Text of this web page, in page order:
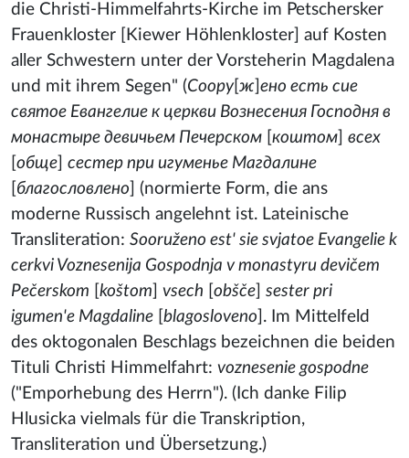
die Christi-Himmelfahrts-Kirche im Petschersker
Frauenkloster [Kiewer Höhlenkloster] auf Kosten
aller Schwestern unter der Vorsteherin Magdalena
und mit ihrem Segen" (Соору[ ж ено есть сие
святое Евангелие к церкви Вознесения Господня в
монастыре девичьем Печерском коштом всех
обще сестер при игуменье Магдалине
благословлено ] (normierte Form, die ans
moderne Russisch angelehnt ist. Lateinische
Transliteration: Sooruženo est' sie svjatoe Evangelie k
cerkvi Voznesenija Gospodnja v monastyru devičem
Pečerskom
koštom vsech obšče sester pri
igumen'e Magdaline blagosloveno ]. Im Mittelfeld
des oktogonalen Beschlags bezeichnen die beiden
Tituli Christi Himmelfahrt: voznesenie gospodne
("Emporhebung des Herrn"). (Ich danke Filip
Hlusicka vielmals für die Transkription,
Transliteration und Übersetzung.)